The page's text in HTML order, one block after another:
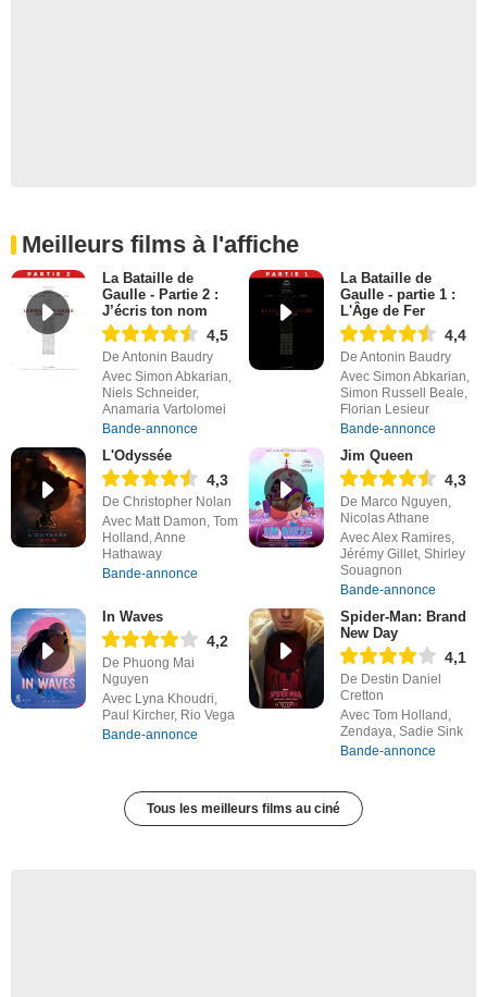
Meilleurs films à l'affiche
La Bataille de
Gaulle - Partie 2 :
J’écris ton nom
4,5
De Antonin Baudry
Avec Simon Abkarian,
Niels Schneider,
Anamaria Vartolomei
Bande-annonce
La Bataille de
Gaulle - partie 1 :
L'Âge de Fer
4,4
De Antonin Baudry
Avec Simon Abkarian,
Simon Russell Beale,
Florian Lesieur
Bande-annonce
L'Odyssée
4,3
De Christopher Nolan
Avec Matt Damon, Tom
Holland, Anne
Hathaway
Bande-annonce
Jim Queen
4,3
De Marco Nguyen,
Nicolas Athane
Avec Alex Ramires,
Jérémy Gillet, Shirley
Souagnon
Bande-annonce
In Waves
4,2
De Phuong Mai
Nguyen
Avec Lyna Khoudri,
Paul Kircher, Rio Vega
Bande-annonce
Spider-Man: Brand
New Day
4,1
De Destin Daniel
Cretton
Avec Tom Holland,
Zendaya, Sadie Sink
Bande-annonce
Tous les meilleurs films au ciné